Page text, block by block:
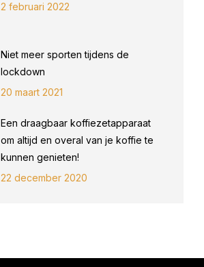
2 februari 2022
Niet meer sporten tijdens de
lockdown
20 maart 2021
Een draagbaar koffiezetapparaat
om altijd en overal van je koffie te
kunnen genieten!
22 december 2020